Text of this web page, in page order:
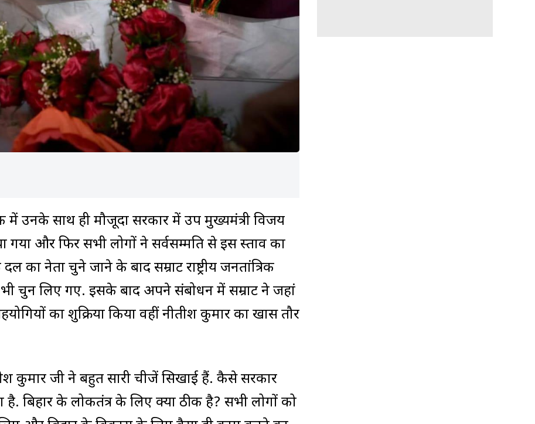
में उनके साथ ही मौजूदा सरकार में उप मुख्यमंत्री विजय
गया और फिर सभी लोगों ने सर्वसम्मति से इस प्रस्ताव का
का नेता चुने जाने के बाद सम्राट राष्ट्रीय जनतांत्रिक
चुन लिए गए. इसके बाद अपने संबोधन में सम्राट ने जहां
का शुक्रिया किया वहीं नीतीश कुमार का खास तौर
कुमार जी ने बहुत सारी चीजें सिखाई हैं. कैसे सरकार
बिहार के लोकतंत्र के लिए क्या ठीक है? सभी लोगों को